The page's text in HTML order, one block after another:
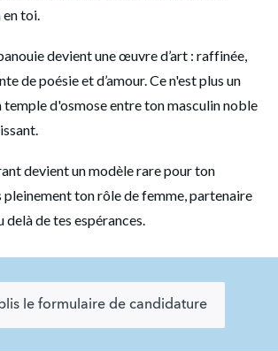
en toi.
devient une œuvre d’art : raffinée,
de poésie et d’amour. Ce n'est plus un
temple d'osmose entre ton masculin noble
devient un modèle rare pour ton
pleinement ton rôle de femme, partenaire
delà de tes espérances.
le formulaire de candidature